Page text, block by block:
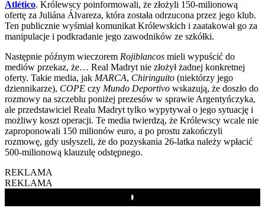
Atlético. Królewscy poinformowali, że złożyli 150-milionową
ofertę za Juliána Álvareza, która została odrzucona przez jego klub.
Ten publicznie wyśmiał komunikat Królewskich i zaatakował go za
manipulacje i podkradanie jego zawodników ze szkółki.
Następnie późnym wieczorem Rojiblancos mieli wypuścić do
mediów przekaz, że… Real Madryt nie złożył żadnej konkretnej
oferty. Takie media, jak MARCA, Chiringuito (niektórzy jego
dziennikarze), COPE czy Mundo Deportivo wskazują, że doszło do
rozmowy na szczeblu poniżej prezesów w sprawie Argentyńczyka,
ale przedstawiciel Realu Madryt tylko wypytywał o jego sytuację i
możliwy koszt operacji. Te media twierdzą, że Królewscy wcale nie
zaproponowali 150 milionów euro, a po prostu zakończyli
rozmowę, gdy usłyszeli, że do pozyskania 26-latka należy wpłacić
500-milionową klauzulę odstępnego.
REKLAMA
REKLAMA
Play